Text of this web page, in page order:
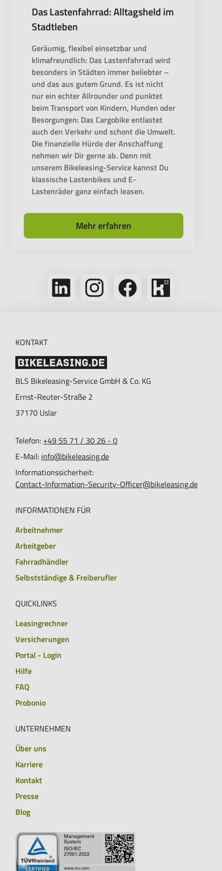
Das Lastenfahrrad: Alltagsheld im
Stadtleben
Geräumig, flexibel einsetzbar und
klimafreundlich: Das Lastenfahrrad wird
besonders in Städten immer beliebter –
und das aus gutem Grund. Es ist nicht
nur ein echter Allrounder und punktet
beim Transport von Kindern, Hunden oder
Besorgungen: Das Cargobike entlastet
auch den Verkehr und schont die Umwelt.
Die finanzielle Hürde der Anschaffung
nehmen wir Dir gerne ab. Denn mit
unserem Bikeleasing-Service kannst Du
klassische Lastenbikes und E-
Lastenräder ganz einfach leasen.
Mehr erfahren
Folge
uns
Folge
uns
Folge
uns
Bikeleasing
auf
KONTAKT
BLS Bikeleasing-Service GmbH & Co. KG
Ernst-Reuter-Straße 2
37170 Uslar
Telefon: +49 55 71 / 30 26 - 0
E-Mail: info@bikeleasing.de
Informationssicherheit:
Contact-Information-Security-Officer@bikeleasing.de
INFORMATIONEN FÜR
Arbeitnehmer
Arbeitgeber
Fahrradhändler
Selbstständige & Freiberufler
QUICKLINKS
Leasingrechner
Versicherungen
Portal - Login
Hilfe
FAQ
Probonio
UNTERNEHMEN
Über uns
Karriere
Kontakt
Presse
Blog